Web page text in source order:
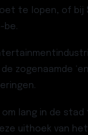
te lopen, of bij
be.
zogenaamde
lang in de
uithoek van